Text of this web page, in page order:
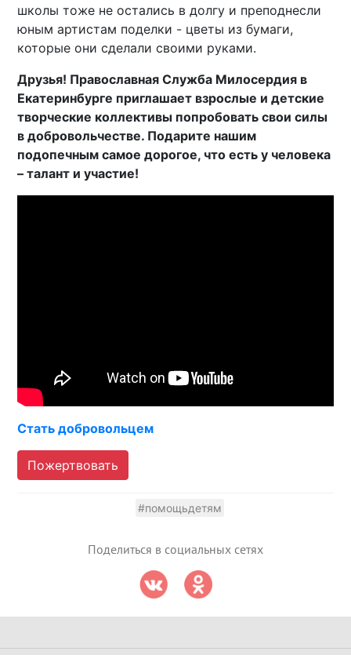
школы тоже не остались в долгу и преподнесли
юным артистам поделки - цветы из бумаги,
которые они сделали своими руками.
Друзья! Православная Служба Милосердия в
Екатеринбурге приглашает взрослые и детские
творческие коллективы попробовать свои силы
в добровольчестве. Подарите нашим
подопечным самое дорогое, что есть у человека
– талант и участие!
Стать добровольцем
Пожертвовать
#помощьдетям
Поделиться в социальных сетях